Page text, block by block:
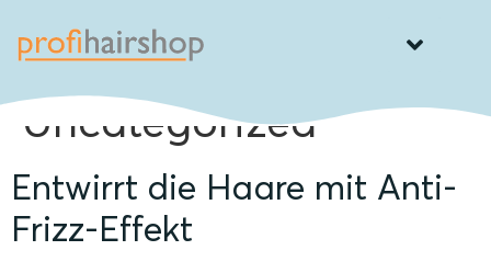
Category:
Uncategorized
Entwirrt die Haare mit Anti-
Frizz-Effekt